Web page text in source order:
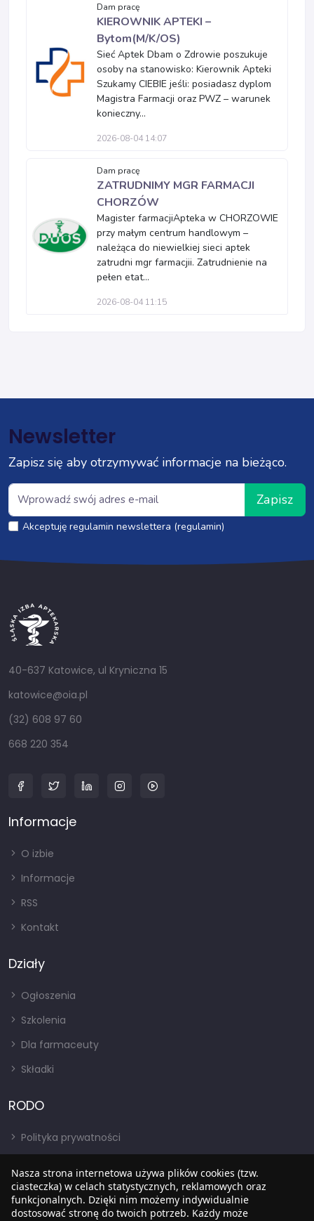
Dam pracę
KIEROWNIK APTEKI –
Bytom(M/K/OS)
Sieć Aptek Dbam o Zdrowie poszukuje
osoby na stanowisko: Kierownik Apteki
Szukamy CIEBIE jeśli: posiadasz dyplom
Magistra Farmacji oraz PWZ – warunek
konieczny...
2026-08-04 14:07
Dam pracę
ZATRUDNIMY MGR FARMACJI
CHORZÓW
Magister farmacjiApteka w CHORZOWIE
przy małym centrum handlowym –
należąca do niewielkiej sieci aptek
zatrudni mgr farmacjii. Zatrudnienie na
pełen etat...
2026-08-04 11:15
Newsletter
Zapisz się aby otrzymywać informacje na bieżąco.
Zapisz
Akceptuję regulamin newslettera (regulamin)
40-637 Katowice, ul Kryniczna 15
katowice@oia.pl
(32) 608 97 60
668 220 354
Informacje
O izbie
Informacje
RSS
Kontakt
Działy
Ogłoszenia
Szkolenia
Dla farmaceuty
Składki
RODO
Polityka prywatności
RODO
BIP
Nasza strona internetowa używa plików cookies (tzw.
ciasteczka) w celach statystycznych, reklamowych oraz
funkcjonalnych. Dzięki nim możemy indywidualnie
dostosować stronę do twoich potrzeb. Każdy może